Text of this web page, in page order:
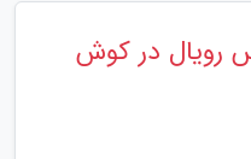
رویال در کوش